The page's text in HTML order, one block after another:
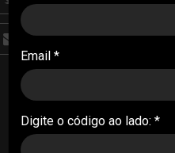
modelos
Há um pressuposto
de modelos de IA
modelo é mais um
Email *
Digite o código ao lado: *